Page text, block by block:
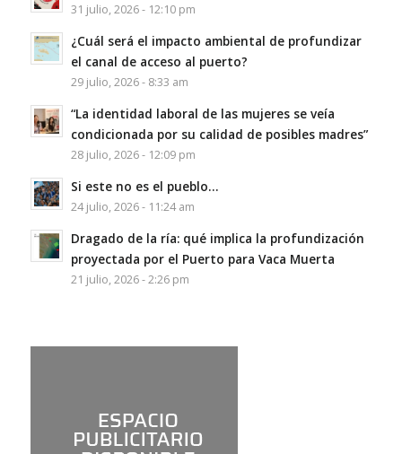
31 julio, 2026 - 12:10 pm
¿Cuál será el impacto ambiental de profundizar
el canal de acceso al puerto?
29 julio, 2026 - 8:33 am
“La identidad laboral de las mujeres se veía
condicionada por su calidad de posibles madres”
28 julio, 2026 - 12:09 pm
Si este no es el pueblo…
24 julio, 2026 - 11:24 am
Dragado de la ría: qué implica la profundización
proyectada por el Puerto para Vaca Muerta
21 julio, 2026 - 2:26 pm